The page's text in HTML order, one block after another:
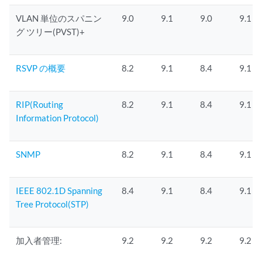
VLAN 単位のスパニン
グ ツリー(PVST)+
9.0 9.1 9.0 9.1
RSVP の概要 8.2 9.1 8.4 9.1
RIP(Routing
Information Protocol)
8.2 9.1 8.4 9.1
SNMP 8.2 9.1 8.4 9.1
IEEE 802.1D Spanning
Tree Protocol(STP)
8.4 9.1 8.4 9.1
加入者管理: 9.2 9.2 9.2 9.2